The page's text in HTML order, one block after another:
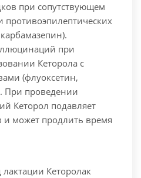
при сопутствующем
при
Кеторола с
(флуоксетин,
При проведении
Кеторол подавляет
и может продлить время
Кеторолак